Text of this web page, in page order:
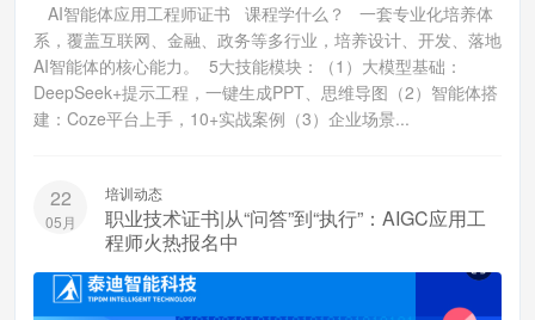
AI智能体应用工程师证书 课程学什么？ 一套专业化培养体
系，覆盖互联网、金融、政务等多行业，培养设计、开发、落地
AI智能体的核心能力。 5大技能模块：（1）大模型基础：
DeepSeek+提示工程，一键生成PPT、思维导图（2）智能体搭
建：Coze平台上手，10+实战案例（3）企业场景...
22
05月
培训动态
职业技术证书|从“问答”到“执行”：AIGC应用工
程师火热报名中